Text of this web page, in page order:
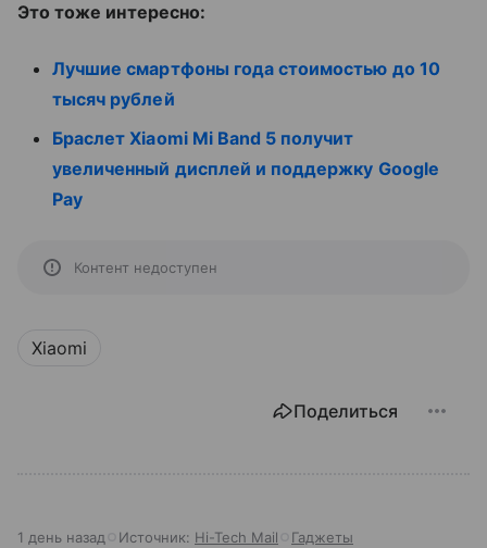
Это тоже интересно:
Лучшие смартфоны года стоимостью до 10
тысяч рублей
Браслет Xiaomi Mi Band 5 получит
увеличенный дисплей и поддержку Google
Pay
Контент недоступен
Xiaomi
Поделиться
1 день назад Источник: Hi-Tech Mail Гаджеты